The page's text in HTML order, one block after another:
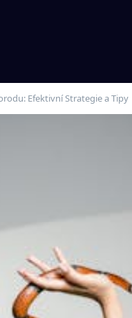
Efektivní Strategie a Tipy